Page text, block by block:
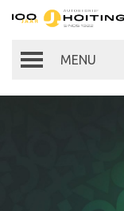
Autobedrijf Hoiting
Toggle